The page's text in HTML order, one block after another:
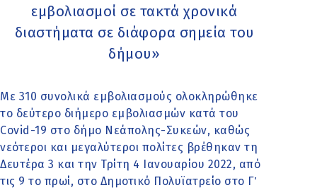
εμβολιασμοί σε τακτά χρονικά
διαστήματα σε διάφορα σημεία του
δήμου»
Με 310 συνολικά εμβολιασμούς ολοκληρώθηκε
το δεύτερο διήμερο εμβολιασμών κατά του
Covid-19 στο δήμο Νεάπολης-Συκεών, καθώς
νεότεροι και μεγαλύτεροι πολίτες βρέθηκαν τη
Δευτέρα 3 και την Τρίτη 4 Ιανουαρίου 2022, από
τις 9 το πρωί, στο Δημοτικό Πολυϊατρείο στο Γ΄